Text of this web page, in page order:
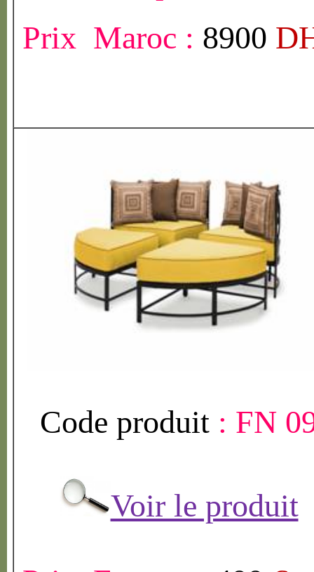
Prix Maroc : 8900
Code produit : FN
Voir le produit